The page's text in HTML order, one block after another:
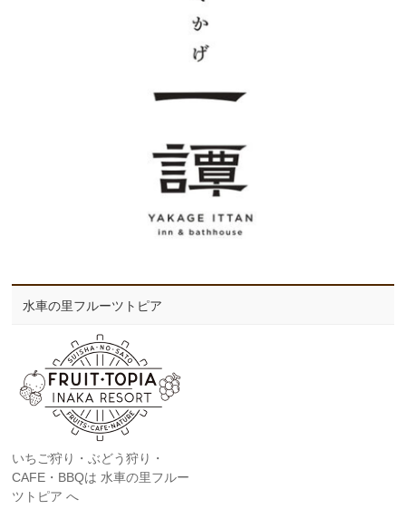
水車の里フルーツトピア
いちご狩り・ぶどう狩り・
CAFE・BBQは 水車の里フルー
ツトピア へ